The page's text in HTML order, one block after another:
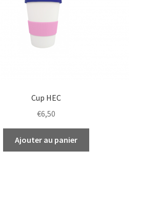
Cup HEC
€6,50
Ajouter au panier